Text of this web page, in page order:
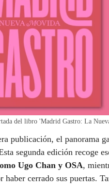
del libro 'Madrid Gastro: La
publicación, el panorama
segunda edición recoge
Ugo Chan y OSA,
haber cerrado sus puertas.